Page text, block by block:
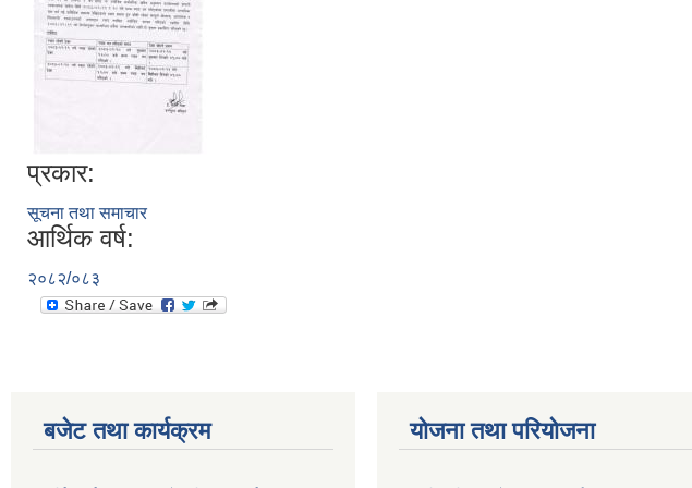
प्रकार:
सूचना तथा समाचार
आर्थिक वर्ष:
२०८२/०८३
बजेट तथा कार्यक्रम योजना तथा परियोजना